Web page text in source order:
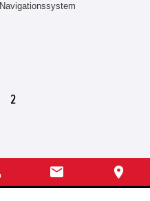
Navigationssystem
2